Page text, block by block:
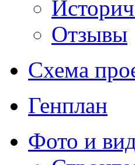
Отзывы
Схема
Генплан
Фото и